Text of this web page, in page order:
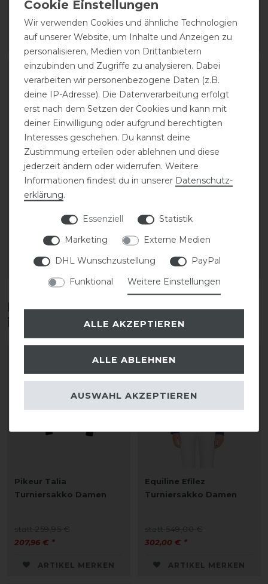
statt 109,95 €
98,96 € *
ARTIKEL MERKEN
179,00 € *
ARTIKEL MERKEN
Equiline Cornek Kniegrip
179,00 € *
ARTIKEL MERKEN
105,00 € *
ARTIKEL MERKEN
Diese Produkte könnten dich auch
interessieren
Pikeur Talia
Turniersakko Damen
statt 259,95 €
207,96 € *
ARTIKEL MERKEN
-45%
Equiline Efilez
Turniersakko Damen
statt 549,00 €
302,00 € *
ARTIKEL MERKEN
Wir verwenden Cookies und ähnliche Technologien
auf unserer Website, um Inhalte und Anzeigen zu
personalisieren, Medien von Drittanbietern
einzubinden und Zugriffe zu analysieren. Dabei
verarbeiten wir personenbezogene Daten (z.B.
deine IP-Adresse). Die Datenverarbeitung erfolgt
erst nach dem Setzen der Cookies und kann mit
deiner Einwilligung oder aufgrund berechtigten
Interesses geschehen. Du kannst deine
Zustimmung erteilen oder ablehnen und diese
jederzeit ändern oder widerrufen. Weitere
Informationen findest du in unserer Daten­schutz­
erklärung.
Essenziell
Statistik
Marketing
Externe Medien
DHL Wunschzustellung
PayPal
Funktional
Weitere Einstellungen
ALLE AKZEPTIEREN
ALLE ABLEHNEN
AUSWAHL AKZEPTIEREN